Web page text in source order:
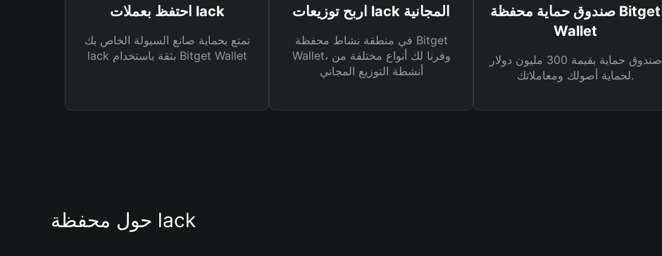
احتفظ بعملات lack
تمتع بحماية صانع السيولة الخاص بك
lack بثقة باستخدام Bitget Wallet
اربح توزيعات lack المجانية
في منطقة نشاط محفظة Bitget
Wallet، وفرنا لك أنواع مختلفة من
أنشطة التوزيع المجاني
صندوق حماية محفظة Bitget
Wallet
صندوق حماية بقيمة 300 مليون دولار
لحماية أصولك ومعاملاتك.
حول محفظة lack